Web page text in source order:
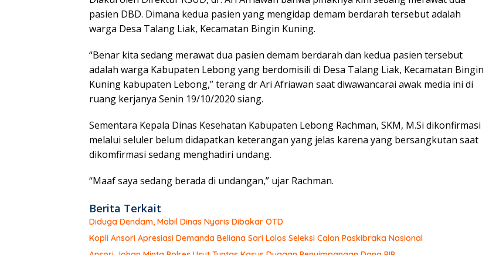
pasien DBD. Dimana kedua pasien yang mengidap demam berdarah tersebut adalah
warga Desa Talang Liak, Kecamatan Bingin Kuning.
“Benar kita sedang merawat dua pasien demam berdarah dan kedua pasien tersebut
adalah warga Kabupaten Lebong yang berdomisili di Desa Talang Liak, Kecamatan Bingin
Kuning kabupaten Lebong,” terang dr Ari Afriawan saat diwawancarai awak media ini di
ruang kerjanya Senin 19/10/2020 siang.
Sementara Kepala Dinas Kesehatan Kabupaten Lebong Rachman, SKM, M.Si dikonfirmasi
melalui seluler belum didapatkan keterangan yang jelas karena yang bersangkutan saat
dikomfirmasi sedang menghadiri undang.
“Maaf saya sedang berada di undangan,” ujar Rachman.
Berita Terkait
Diduga Dendam, Mobil Dinas Nyaris Dibakar OTD
Kopli Ansori Apresiasi Demanda Beliana Sari Lolos Seleksi Calon Paskibraka Nasional